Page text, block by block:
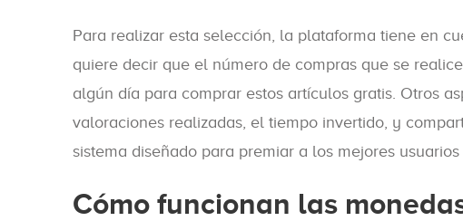
Para realizar esta selección, la plataforma tiene en
quiere decir que el número de compras que se
algún día para comprar estos artículos gratis. Otros
valoraciones realizadas, el tiempo invertido, y
sistema diseñado para premiar a los mejores
Cómo funcionan las